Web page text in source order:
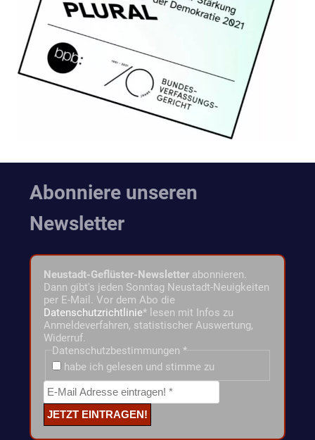
Abonniere unseren
Newsletter
Neustadt-Geflüster-Newsletter abonnieren.
Dann gibt's jeden Sonntag Neustadt-Neuigkeiten
per E-Mail. Vor dem Abo die
Datenschutzrichtlinie* lesen mit Infos zu
Anmeldeverfahren, statistischer Auswertung,
Widerruf.
Datenschutzbestimmungen *
habe ich gelesen und stimme zu